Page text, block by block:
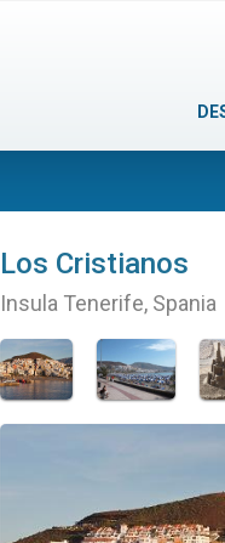
Los Cristianos
Insula Tenerife, Spania